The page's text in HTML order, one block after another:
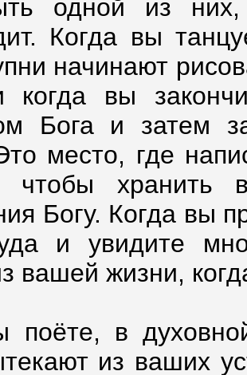
одной из
Когда вы
начинают
вы
Бога и затем
место, где
чтобы
Богу. Когда вы
и увидите
вашей жизни,
поёте, в
из ваших